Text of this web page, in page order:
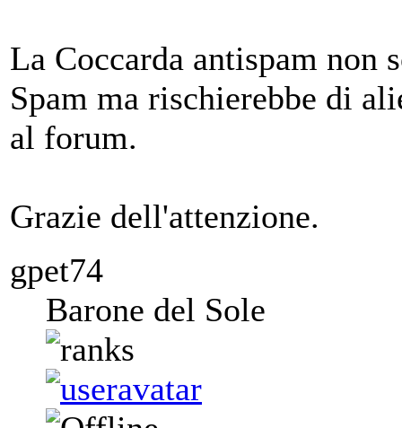
La Coccarda antispam non
Spam ma rischierebbe di
al forum.
Grazie dell'attenzione.
gpet74
Barone del Sole